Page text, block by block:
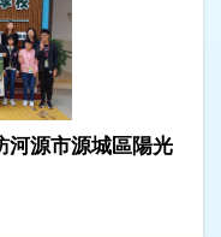
河源市源城區陽光